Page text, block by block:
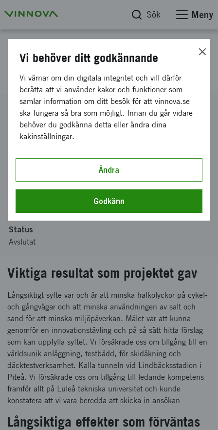
Sök Meny
Grepp@vinter
Diarienummer
2016-04699
Koordinator
250 000 kronor
december 2016-mars 2017
Status
Avslutat
Viktiga resultat som projektet gav
Långsiktigt syfte var och är att minska halkolyckor på cykel-
och gångvägar och att minska användningen av salt och
sand för att minska miljöpåverkan. Målet var att kunna
genomför en innovationstävling och på så sätt hitta förslag
som kan uppfylla syftet. Vi försäkrade oss om tillgång till en
världsunik anläggning, testbädd, för skidåkning och
däcktestverksamhet. Kalla tunneln vid Lindbäcksstadion i
Piteå. Vi försäkrade oss om tillgång till ledande kompetens
framför allt på Luleå tekniska universitet och kunde
konstatera att vi vara beredda att skicka in ansökan
Långsiktiga effekter som förväntas
Vi behöver ditt godkännande
Vi värnar om din digitala integritet och vill därför
berätta att vi använder kakor och funktioner som
samlar information om ditt besök för att vinnova.se
ska fungera så bra som möjligt. Innan du går vidare
behöver du godkänna detta eller ändra dina
kakinställningar.
Ändra
Godkänn